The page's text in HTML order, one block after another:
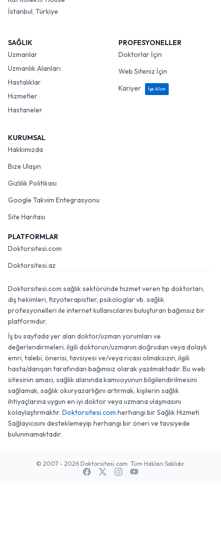
İstanbul, Türkiye
SAĞLIK
Uzmanlar
Uzmanlık Alanları
Hastalıklar
Hizmetler
Hastaneler
PROFESYONELLER
Doktorlar İçin
Web Siteniz İçin
Kariyer
İşe Alım
KURUMSAL
Hakkımızda
Bize Ulaşın
Gizlilik Politikası
Google Takvim Entegrasyonu
Site Haritası
PLATFORMLAR
Doktorsitesi.com
Doktorsitesi.az
Doktorsitesi.com sağlık sektöründe hizmet veren tıp doktorları,
diş hekimleri, fizyoterapistler, psikologlar vb. sağlık
profesyonelleri ile internet kullanıcılarını buluşturan bağımsız bir
platformdur.
İş bu sayfada yer alan doktor/uzman yorumları ve
değerlendirmeleri, ilgili doktorun/uzmanın doğrudan veya dolaylı
emri, talebi, önerisi, tavsiyesi ve/veya ricası olmaksızın, ilgili
hasta/danışan tarafından bağımsız olarak yazılmaktadır. Bu web
sitesinin amacı, sağlık alanında kamuoyunun bilgilendirilmesini
sağlamak, sağlık okuryazarlığını artırmak, kişilerin sağlık
ihtiyaçlarına uygun en iyi doktor veya uzmana ulaşmasını
kolaylaştırmaktır. Doktorsitesi.com herhangi bir Sağlık Hizmeti
Sağlayıcısını desteklemeyip herhangi bir öneri ve tavsiyede
bulunmamaktadır.
© 2007 - 2026 Doktorsitesi.com. Tüm Hakları Saklıdır.